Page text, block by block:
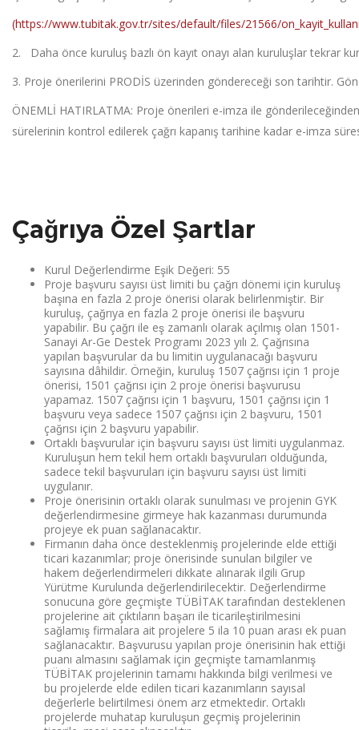
(https://www.tubitak.gov.tr/sites/default/files/21566/
2. Daha önce kuruluş bazlı ön kayıt onayı alan kuruluşlar tekrar
3. Proje önerilerini PRODİS üzerinden göndereceği son tarihtir.
ÖNEMLİ HATIRLATMA: Proje önerileri e-imza ile
sürelerinin kontrol edilerek çağrı kapanış tarihine kadar e-imza
Çağrıya Özel Şartlar
Kurul Değerlendirme Eşik Değeri: 55
Proje başvuru sayısı üst limiti bu çağrı dönemi için kuruluş
başına en fazla 2 proje önerisi olarak belirlenmiştir. Bir
kuruluş, çağrıya en fazla 2 proje önerisi ile başvuru
yapabilir. Bu çağrı ile eş zamanlı olarak açılmış olan 1501-
Sanayi Ar-Ge Destek Programı 2023 yılı 2. Çağrısına
yapılan başvurular da bu limitin uygulanacağı başvuru
sayısına dâhildir. Örneğin, kuruluş 1507 çağrısı için 1 proje
önerisi, 1501 çağrısı için 2 proje önerisi başvurusu
yapamaz. 1507 çağrısı için 1 başvuru, 1501 çağrısı için 1
başvuru veya sadece 1507 çağrısı için 2 başvuru, 1501
çağrısı için 2 başvuru yapabilir.
Ortaklı başvurular için başvuru sayısı üst limiti uygulanmaz.
Kuruluşun hem tekil hem ortaklı başvuruları olduğunda,
sadece tekil başvuruları için başvuru sayısı üst limiti
uygulanır.
Proje önerisinin ortaklı olarak sunulması ve projenin GYK
değerlendirmesine girmeye hak kazanması durumunda
projeye ek puan sağlanacaktır.
Firmanın daha önce desteklenmiş projelerinde elde ettiği
ticari kazanımlar; proje önerisinde sunulan bilgiler ve
hakem değerlendirmeleri dikkate alınarak ilgili Grup
Yürütme Kurulunda değerlendirilecektir. Değerlendirme
sonucuna göre geçmişte TÜBİTAK tarafından desteklenen
projelerine ait çıktıların başarı ile ticarileştirilmesini
sağlamış firmalara ait projelere 5 ila 10 puan arası ek puan
sağlanacaktır. Başvurusu yapılan proje önerisinin hak ettiği
puanı almasını sağlamak için geçmişte tamamlanmış
TÜBİTAK projelerinin tamamı hakkında bilgi verilmesi ve
bu projelerde elde edilen ticari kazanımların sayısal
değerlerle belirtilmesi önem arz etmektedir. Ortaklı
projelerde muhatap kuruluşun geçmiş projelerinin